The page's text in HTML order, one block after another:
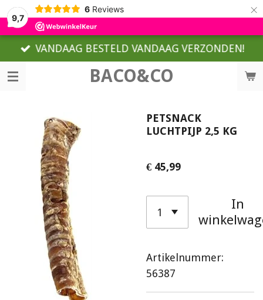
9,7
6 Reviews ×
BACO&CO
VANDAAG BESTELD VANDAAG VERZONDEN!
PETSNACK
LUCHTPIJP 2,5 KG
€ 45,99
In
Artikelnummer:
56387